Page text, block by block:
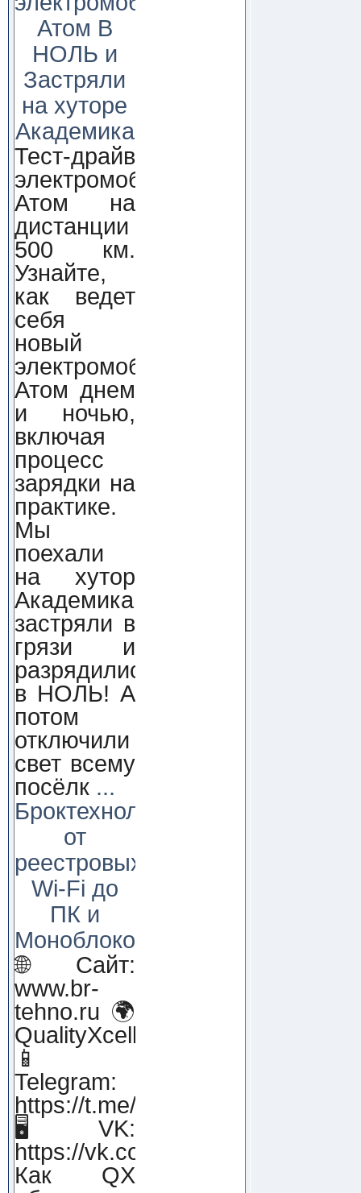
Атом В
НОЛЬ и
Застряли
на хуторе
Академика
Тест-драйв
электромобиля
Атом на
дистанции
500 км.
Узнайте,
как ведет
себя
новый
электромобиль
Атом днем
и ночью,
включая
процесс
зарядки на
практике.
Мы
поехали
на хутор
Академика,
застряли в
грязи и
разрядились
в НОЛЬ! А
потом
отключили
свет всему
посёлк ...
Броктехнолоджи:
от
реестровых
Wi-Fi до
ПК и
Моноблоков!
🌐 Сайт:
www.br-
tehno.ru 🌍
QualityXcellence.ru
📱
Telegram:
https://t.me/qx_lab_IT
🖥 VK:
https://vk.com/qualityxcellenc
Как QX